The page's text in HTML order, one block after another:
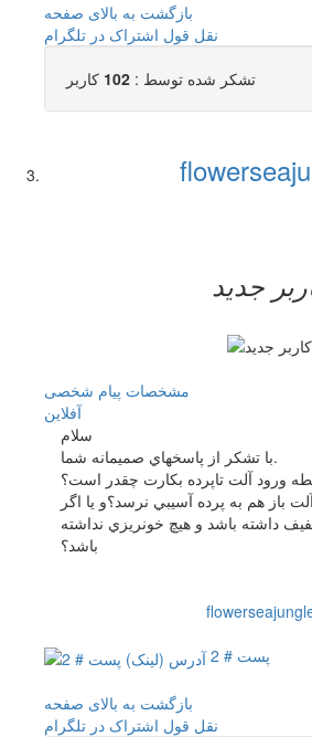
بازگشت به بالای صفحه
نقل قول اشتراک در تلگرام
تشکر شده توسط : 102 کاربر
جدید
مشخصات پیام شخصی
آفلاين
سلام
با تشكر از پاسخهاي صميمانه شما.
ورود آلت تاپرده بكارت چقدر است؟
باز هم به پرده آسيبي نرسد؟و يا اگر
داشته باشد و هيچ خونريزي نداشته
باشد؟
پست # 2
بازگشت به بالای صفحه
نقل قول اشتراک در تلگرام